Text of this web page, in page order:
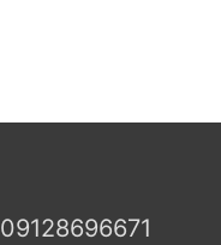
09128696671